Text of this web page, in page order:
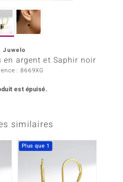
Juwelo
en argent et Saphir noir
: 8669XG
est épuisé.
similaires
Plus que 1